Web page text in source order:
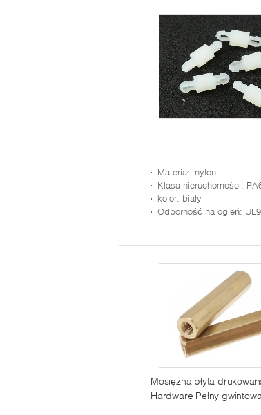
Materiał: nylon
Klasa nieruchomości:
kolor: biały
Odporność na ogień:
Mosiężna płyta
Hardware Pełny